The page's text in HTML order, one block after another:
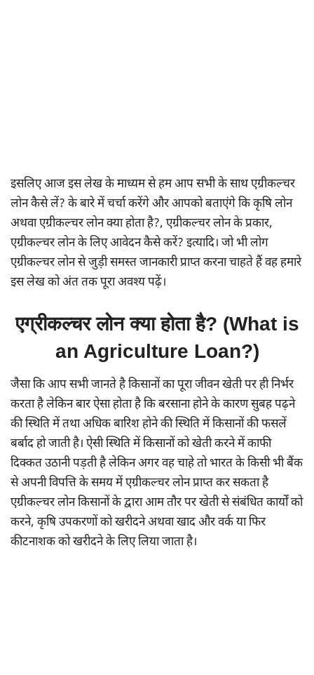
इसलिए आज इस लेख के माध्यम से हम आप सभी के साथ एग्रीकल्चर
लोन कैसे लें? के बारे में चर्चा करेंगे और आपको बताएंगे कि कृषि लोन
अथवा एग्रीकल्चर लोन क्या होता है?, एग्रीकल्चर लोन के प्रकार,
एग्रीकल्चर लोन के लिए आवेदन कैसे करें? इत्यादि। जो भी लोग
एग्रीकल्चर लोन से जुड़ी समस्त जानकारी प्राप्त करना चाहते हैं वह हमारे
इस लेख को अंत तक पूरा अवश्य पढ़ें।
एग्रीकल्चर लोन क्या होता है? (What is
an Agriculture Loan?)
जैसा कि आप सभी जानते है किसानों का पूरा जीवन खेती पर ही निर्भर
करता है लेकिन बार ऐसा होता है कि बरसाना होने के कारण सुबह पढ़ने
की स्थिति में तथा अधिक बारिश होने की स्थिति में किसानों की फसलें
बर्बाद हो जाती है। ऐसी स्थिति में किसानों को खेती करने में काफी
दिक्कत उठानी पड़ती है लेकिन अगर वह चाहे तो भारत के किसी भी बैंक
से अपनी विपत्ति के समय में एग्रीकल्चर लोन प्राप्त कर सकता है
एग्रीकल्चर लोन किसानों के द्वारा आम तौर पर खेती से संबंधित कार्यों को
करने, कृषि उपकरणों को खरीदने अथवा खाद और वर्क या फिर
कीटनाशक को खरीदने के लिए लिया जाता है।